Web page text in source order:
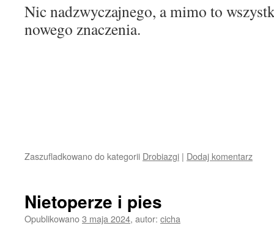
Nic nadzwyczajnego, a mimo to
nowego znaczenia.
Zaszufladkowano do kategorii Drobiazgi | Dodaj komentarz
Nietoperze i pies
Opublikowano3 maja 2024, autor: cicha